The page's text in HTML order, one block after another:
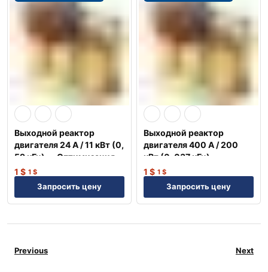
Выходной реактор
двигателя 24 А / 11 кВт (0,
59 кГц) — Оптимизация
NEP
1 $ 1 $
Запросить цену
Выходной реактор
двигателя 400 А / 200
кВт (0, 037 кГц) —
Оптимизация NEP
1 $ 1 $
Запросить цену
Previous Next